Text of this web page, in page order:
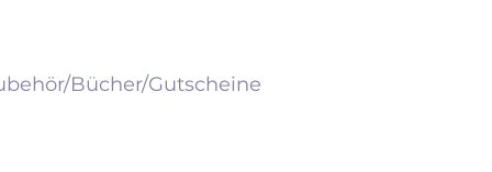
Bücher/Gutscheine